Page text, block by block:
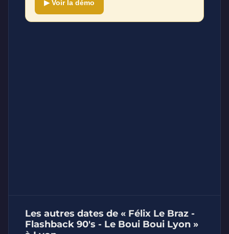
▶ Voir la démo
Les autres dates de « Félix Le Braz -
Flashback 90's - Le Boui Boui Lyon »